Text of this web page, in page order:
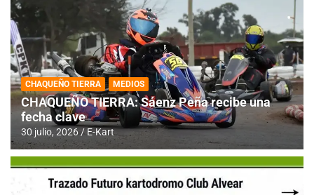
CHAQUEÑO TIERRA MEDIOS
CHAQUEÑO TIERRA: Sáenz Peña recibe una
fecha clave
30 julio, 2026 E-Kart